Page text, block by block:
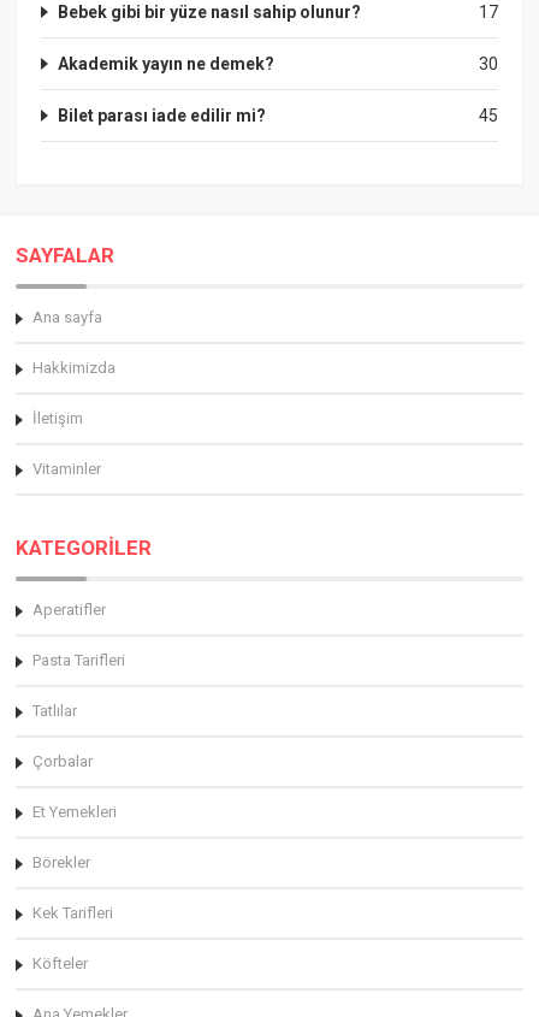
17
Bebek gibi bir yüze nasıl sahip olunur?
30
Akademik yayın ne demek?
45
Bilet parası iade edilir mi?
SAYFALAR
Ana sayfa
Hakkimizda
İletişim
Vitaminler
KATEGORİLER
Aperatifler
Pasta Tarifleri
Tatlılar
Çorbalar
Et Yemekleri
Börekler
Kek Tarifleri
Köfteler